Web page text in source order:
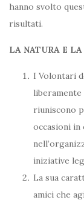
hanno svolto
risultati.
LA NATURA E
I Volontari
liberamente
riuniscono
occasioni in
iniziative
La sua
amici che